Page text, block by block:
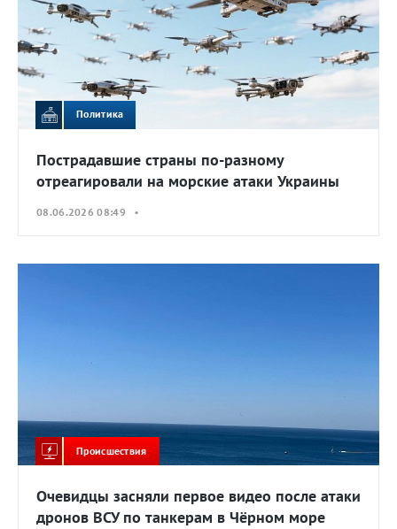
Политика
Пострадавшие страны по-разному
отреагировали на морские атаки Украины
08.06.2026 08:49 •
Происшествия
Очевидцы засняли первое видео после атаки
дронов ВСУ по танкерам в Чёрном море